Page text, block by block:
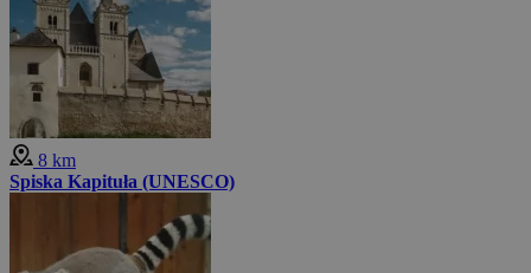
8 km
Spiska Kapituła (UNESCO)